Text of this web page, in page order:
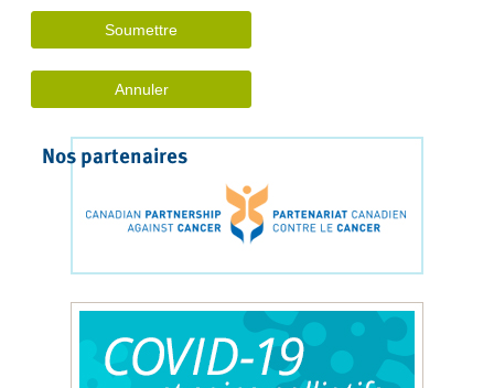
Nos partenaires